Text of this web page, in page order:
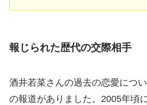
報じられた歴代の交際相手
酒井若菜さんの過去の恋愛につ
の報道がありました。2005年頃